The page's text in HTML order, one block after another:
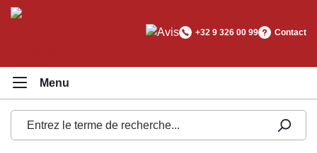
principal
+32 9 326 00 99 Contact